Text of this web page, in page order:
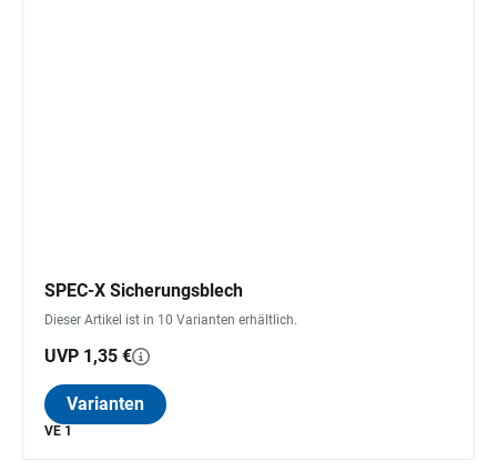
SPEC-X Sicherungsblech
Dieser Artikel ist in 10 Varianten erhältlich.
UVP 1,35 €
Varianten
VE 1